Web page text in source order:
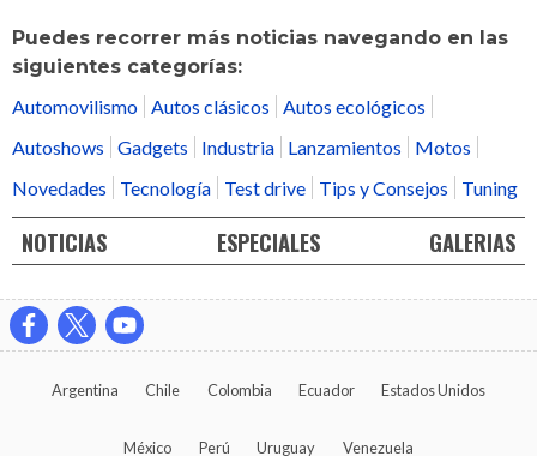
Puedes recorrer más noticias navegando en las
siguientes categorías:
Automovilismo Autos clásicos
Autos ecológicos
Autoshows
Gadgets Industria Lanzamientos
Motos
Novedades
Tecnología Test drive Tips y Consejos Tuning
NOTICIAS ESPECIALES GALERIAS
Argentina Chile Colombia Ecuador Estados Unidos
México Perú Uruguay Venezuela